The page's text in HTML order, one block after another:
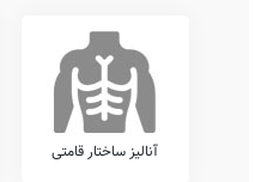
آنالیز ساختار قامتی